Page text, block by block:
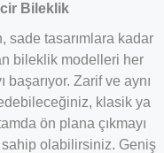
Bileklik
sade tasarımlara kadar
bileklik modelleri her
başarıyor. Zarif ve aynı
klasik ya
ön plana çıkmayı
olabilirsiniz. Geniş